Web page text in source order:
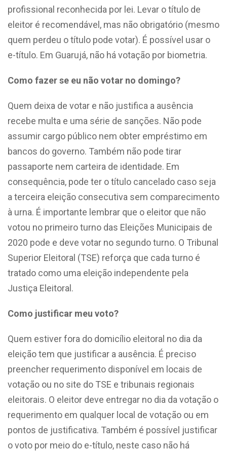
profissional reconhecida por lei. Levar o título de
eleitor é recomendável, mas não obrigatório (mesmo
quem perdeu o título pode votar). É possível usar o
e-título. Em Guarujá, não há votação por biometria.
Como fazer se eu não votar no domingo?
Quem deixa de votar e não justifica a ausência
recebe multa e uma série de sanções. Não pode
assumir cargo público nem obter empréstimo em
bancos do governo. Também não pode tirar
passaporte nem carteira de identidade. Em
consequência, pode ter o título cancelado caso seja
a terceira eleição consecutiva sem comparecimento
à urna. É importante lembrar que o eleitor que não
votou no primeiro turno das Eleições Municipais de
2020 pode e deve votar no segundo turno. O Tribunal
Superior Eleitoral (TSE) reforça que cada turno é
tratado como uma eleição independente pela
Justiça Eleitoral.
Como justificar meu voto?
Quem estiver fora do domicílio eleitoral no dia da
eleição tem que justificar a ausência. É preciso
preencher requerimento disponível em locais de
votação ou no site do TSE e tribunais regionais
eleitorais. O eleitor deve entregar no dia da votação o
requerimento em qualquer local de votação ou em
pontos de justificativa. Também é possível justificar
o voto por meio do e-título, neste caso não há